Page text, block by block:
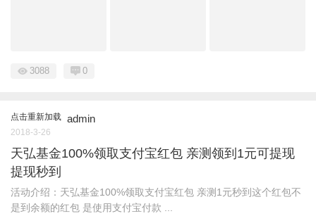
3088 0
点击重新加载 admin
2018-3-26
天弘基金100%领取支付宝红包 亲测领到1元可提现
提现秒到
活动介绍：天弘基金100%领取支付宝红包 亲测1元秒到这个红包不
是到余额的红包 是使用支付宝付款 ...